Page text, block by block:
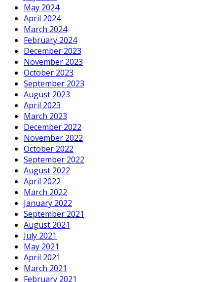
May 2024
April 2024
March 2024
February 2024
December 2023
November 2023
October 2023
September 2023
August 2023
April 2023
March 2023
December 2022
November 2022
October 2022
September 2022
August 2022
April 2022
March 2022
January 2022
September 2021
August 2021
July 2021
May 2021
April 2021
March 2021
February 2021